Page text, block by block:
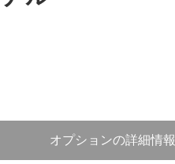
オプションの詳細情報